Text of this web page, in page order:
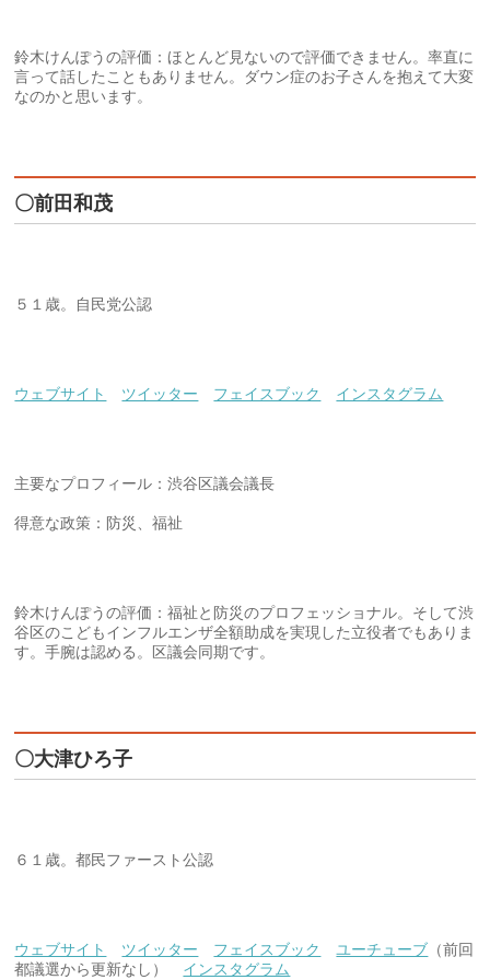
鈴木けんぽうの評価：ほとんど見ないので評価できません。率直に
言って話したこともありません。ダウン症のお子さんを抱えて大変
なのかと思います。
〇前田和茂
５１歳。自民党公認
ウェブサイト ツイッター フェイスブック インスタグラム
主要なプロフィール：渋谷区議会議長
得意な政策：防災、福祉
鈴木けんぽうの評価：福祉と防災のプロフェッショナル。そして渋
谷区のこどもインフルエンザ全額助成を実現した立役者でもありま
す。手腕は認める。区議会同期です。
〇大津ひろ子
６１歳。都民ファースト公認
ウェブサイト ツイッター フェイスブック ユーチューブ （前回
都議選から更新なし） インスタグラム